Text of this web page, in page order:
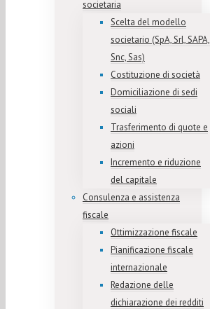
societaria
Scelta del modello
societario (SpA, Srl, SAPA,
Snc, Sas)
Costituzione di società
Domiciliazione di sedi
sociali
Trasferimento di quote e
azioni
Incremento e riduzione
del capitale
Consulenza e assistenza
fiscale
Ottimizzazione fiscale
Pianificazione fiscale
internazionale
Redazione delle
dichiarazione dei redditi